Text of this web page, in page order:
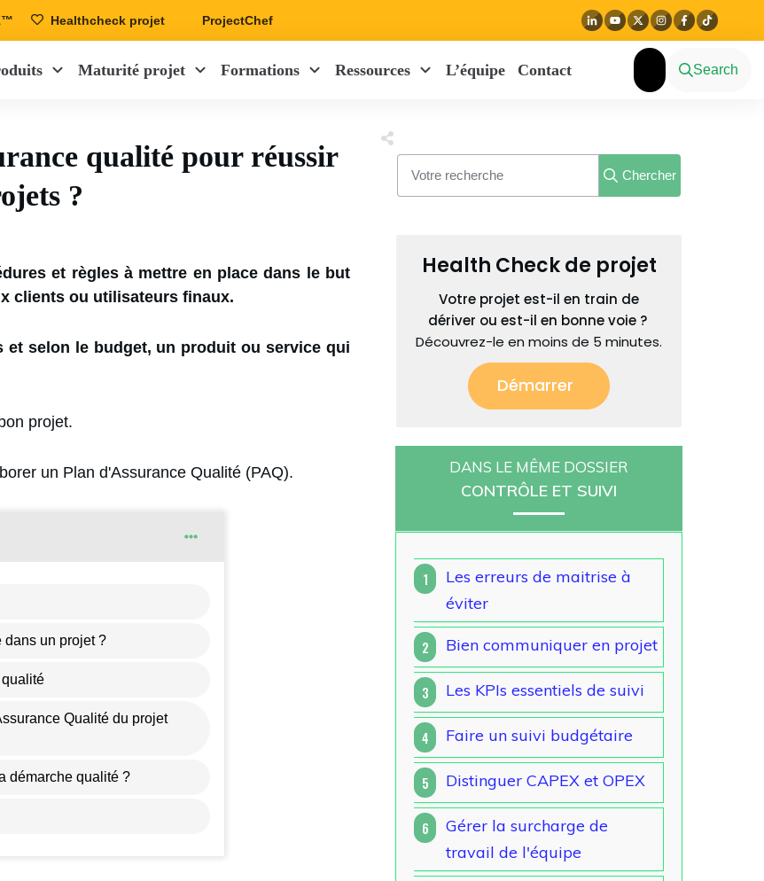
Healthcheck projet ProjectChef
Maturité projet Formations Ressources L’équipe Contact Search
qualité pour réussir
?
et règles à mettre en place dans le but
clients ou utilisateurs finaux.
selon le budget, un produit ou service qui
projet.
un Plan d'Assurance Qualité (PAQ).
dans un projet ?
Qualité du projet
démarche qualité ?
Chercher
Health Check de projet
Votre projet est-il en train de
dériver ou est-il en bonne voie ?
Découvrez-le en moins de 5 minutes.
Démarrer
DANS LE MÊME DOSSIER
CONTRÔLE ET SUIVI
1
Les erreurs de maitrise à
éviter
2 Bien communiquer en projet
3 Les KPIs essentiels de suivi
4 Faire un suivi budgétaire
5 Distinguer CAPEX et OPEX
6
Gérer la surcharge de
travail de l'équipe